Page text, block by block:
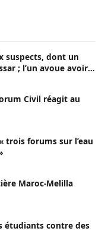
suspects, dont un
; l’un avoue avoir
Civil réagit au
trois forums sur l’eau
Maroc-Melilla
étudiants contre des